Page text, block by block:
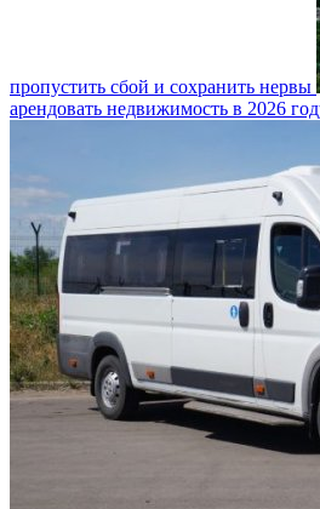
пропустить сбой и сохранить нервы
арендовать недвижимость в 2026